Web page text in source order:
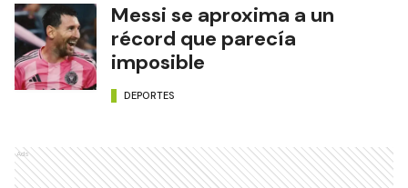
Messi se aproxima a un
récord que parecía
imposible
DEPORTES
Ads